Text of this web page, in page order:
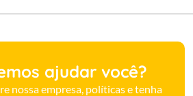
ajudar você?
nossa empresa, políticas e tenha